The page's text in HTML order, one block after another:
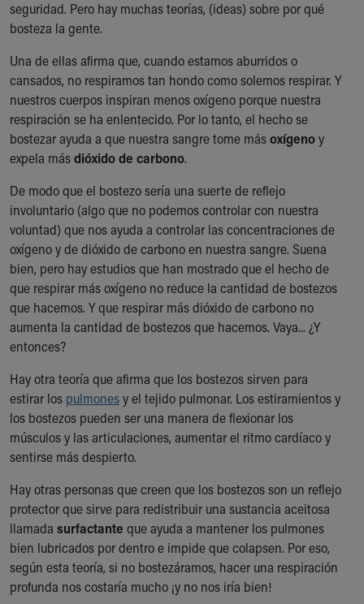
Ronald McDonald House Care Mobile
Health Centers
Financial Services
Price Estimates
Family Supports
Sports Health Services Provider for Akron Zips
New Parents
Find a Pediatrics Location
Find a Pediatrician
MyChart
Make an Appointment
Breastfeeding Medicine
Child Passenger Safety
Safe Sleep for Babies
Safe Sleep
About Akron Children's Pediatrics
Who We Are
Our Mission, Vision, Promise
Calendar of Events
Community Mission
Connect With Us
Our Culture of Caring
Our Leadership
Quality and Patient Safety
Unity and Engagement
Women's Board
Our History
More childhood, please.™
seguridad. Pero hay muchas teorías, (ideas) sobre por qué
bosteza la gente.
Una de ellas afirma que, cuando estamos aburridos o
cansados, no respiramos tan hondo como solemos respirar. Y
nuestros cuerpos inspiran menos oxígeno porque nuestra
respiración se ha enlentecido. Por lo tanto, el hecho se
bostezar ayuda a que nuestra sangre tome másoxígenoy
expela másdióxido de carbono.
De modo que el bostezo sería una suerte de reflejo
involuntario (algo que no podemos controlar con nuestra
voluntad) que nos ayuda a controlar las concentraciones de
oxígeno y de dióxido de carbono en nuestra sangre. Suena
bien, pero hay estudios que han mostrado que el hecho de
que respirar más oxígeno no reduce la cantidad de bostezos
que hacemos. Y que respirar más dióxido de carbono no
aumenta la cantidad de bostezos que hacemos. Vaya... ¿Y
entonces?
Hay otra teoría que afirma que los bostezos sirven para
estirar los pulmonesy el tejido pulmonar. Los estiramientos y
los bostezos pueden ser una manera de flexionar los
músculos y las articulaciones, aumentar el ritmo cardíaco y
sentirse más despierto.
Hay otras personas que creen que los bostezos son un reflejo
protector que sirve para redistribuir una sustancia aceitosa
llamada surfactante que ayuda a mantener los pulmones
bien lubricados por dentro e impide que colapsen. Por eso,
según esta teoría, si no bostezáramos, hacer una respiración
profunda nos costaría mucho ¡y no nos iría bien!